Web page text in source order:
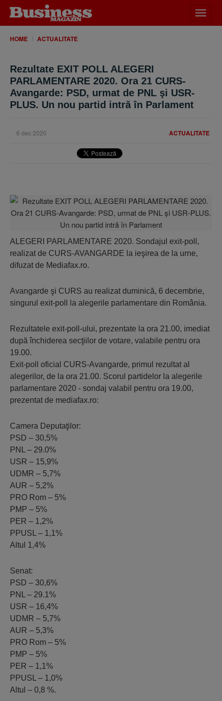
meniu
HOME ACTUALITATE
Rezultate EXIT POLL ALEGERI
PARLAMENTARE 2020. Ora 21 CURS-
Avangarde: PSD, urmat de PNL şi USR-
PLUS. Un nou partid intră în Parlament
ACTUALITATE
6 dec 2020
ALEGERI PARLAMENTARE 2020. Sondajul exit-poll,
realizat de CURS-AVANGARDE la ieşirea de la urne,
difuzat de Mediafax.ro.
Avangarde şi CURS au realizat duminică, 6 decembrie,
singurul exit-poll la alegerile parlamentare din România.
Rezultatele exit-poll-ului, prezentate la ora 21.00, imediat
după închiderea secţiilor de votare, valabile pentru ora
19.00.
Exit-poll oficial CURS-Avangarde, primul rezultat al
alegerilor, de la ora 21.00. Scorul partidelor la alegerile
parlamentare 2020 - sondaj valabil pentru ora 19.00,
prezentat de mediafax.ro:
Camera Deputaţilor:
PSD – 30,5%
PNL – 29.0%
USR – 15,9%
UDMR – 5,7%
AUR – 5,2%
PRO Rom – 5%
PMP – 5%
PER – 1,2%
PPUSL – 1,1%
Altul 1,4%
Senat:
PSD – 30,6%
PNL – 29.1%
USR – 16,4%
UDMR – 5,7%
AUR – 5,3%
PRO Rom – 5%
PMP – 5%
PER – 1,1%
PPUSL – 1,0%
Altul – 0,8 %.